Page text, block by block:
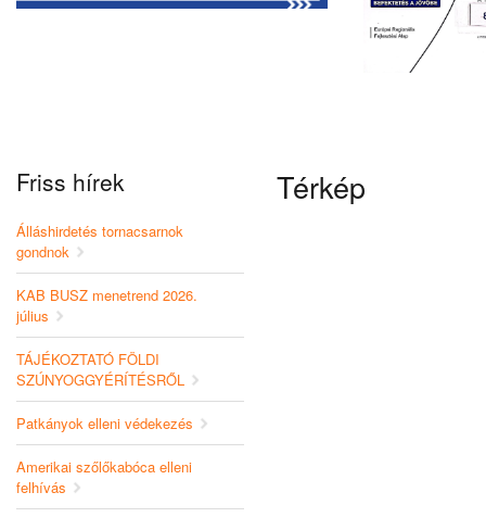
Friss hírek
Álláshirdetés tornacsarnok
gondnok
KAB BUSZ menetrend 2026.
július
TÁJÉKOZTATÓ FÖLDI
SZÚNYOGGYÉRÍTÉSRŐL
Patkányok elleni védekezés
Amerikai szőlőkabóca elleni
felhívás
Térkép